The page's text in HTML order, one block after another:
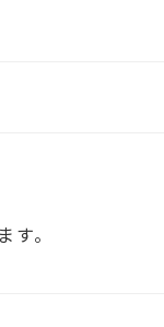
。